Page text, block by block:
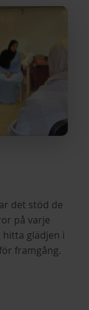
det stöd de
på varje
glädjen i
framgång.